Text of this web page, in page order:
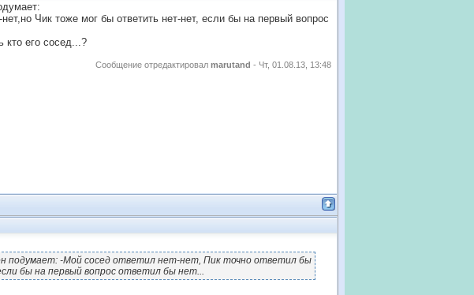
Чик тоже мог бы ответить нет-нет, если бы на первый вопрос
кто его сосед...?
Сообщение отредактировал marutand - Чт, 01.08.13, 13:48
подумает: -Мой сосед ответил нет-нет, Пик точно ответил бы
бы на первый вопрос ответил бы нет...